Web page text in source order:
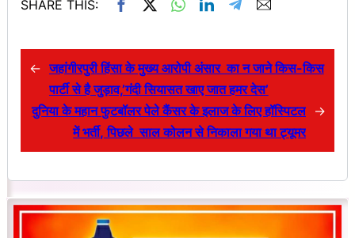
SHARE THIS:
← जहांगीरपुरी हिंसा के मुख्य आरोपी अंसार का न जाने किस-किस
पार्टी से है जुड़ाव,’गंदी सियासत खाए जात हमर देस’
दुनिया के महान फुटबॉलर पेले कैंसर के इलाज के लिए हॉस्पिटल
में भर्ती, पिछले साल कोलन से निकाला गया था ट्यूमर
→